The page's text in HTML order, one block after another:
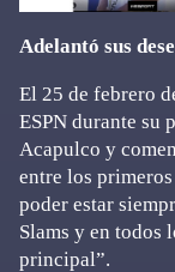
Adelantó sus
El 25 de febrero
ESPN durante su
Acapulco y
entre los primeros
poder estar
Slams y en todos
principal”.